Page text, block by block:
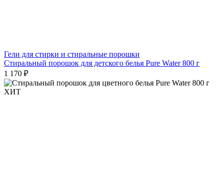
Гели для стирки и стиральные порошки
Стиральный порошок для детского белья Pure Water 800 г
1 170 ₽
ХИТ